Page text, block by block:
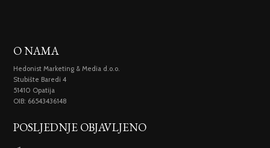
O NAMA
Hedonist Marketing & Media d.o.o.
Stubište Baredi 4
51410 Opatija
OIB: 66543436148
POSLJEDNJE OBJAVLJENO